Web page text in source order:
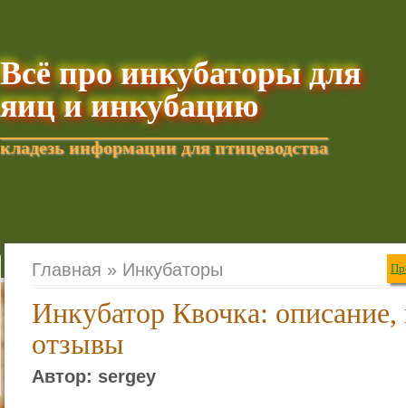
Всё про инкубаторы для
яиц и инкубацию
кладезь информации для птицеводства
Добавить текущую
Главная » Инкубаторы
Инкубатор Квочка: описание,
отзывы
Автор: sergey